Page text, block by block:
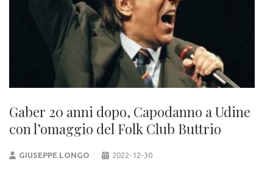
Gaber 20 anni dopo, Capodanno a Udine
con l’omaggio del Folk Club Buttrio
GIUSEPPE LONGO 2022-12-30